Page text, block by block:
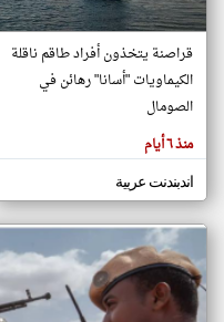
المقالات
هنا عن
وجهة
كاتبيها.
قراصنة يتخذون أفراد طاقم ناقلة
الكيماويات "أسانا" رهائن في
الصومال
منذ ٦ أيام
اندبندنت عربية